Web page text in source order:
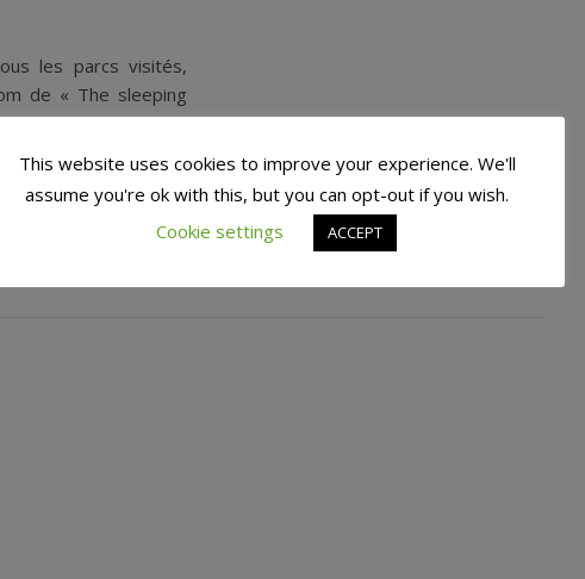
les parcs visités,
de « The sleeping
de mal à garder un
This website uses cookies to improve your experience. We'll
assume you're ok with this, but you can opt-out if you wish.
Cookie settings
ACCEPT